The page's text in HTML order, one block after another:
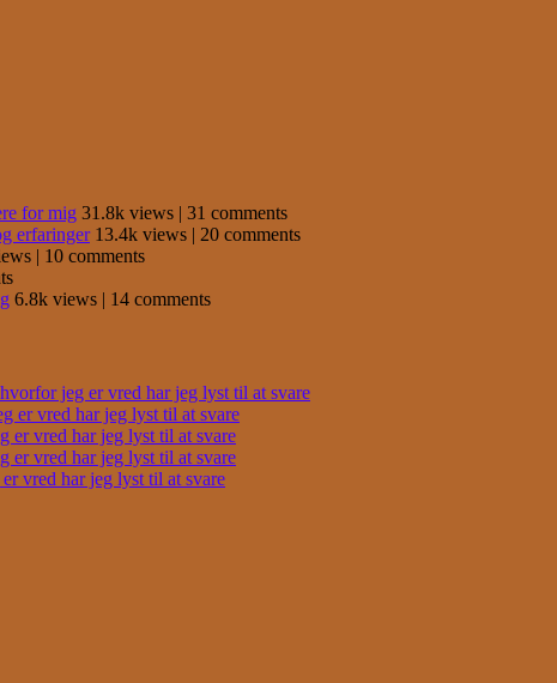
for mig 31.8k views | 31 comments
erfaringer 13.4k views | 20 comments
| 10 comments
6.8k views | 14 comments
jeg er vred har jeg lyst til at svare
er vred har jeg lyst til at svare
er vred har jeg lyst til at svare
er vred har jeg lyst til at svare
vred har jeg lyst til at svare